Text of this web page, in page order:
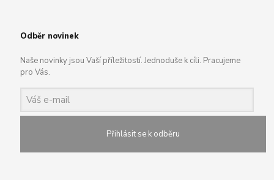
Odběr novinek
Naše novinky jsou Vaší příležitostí. Jednoduše k cíli. Pracujeme
pro Vás.
Přihlásit se k odběru